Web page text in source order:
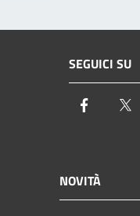
SEGUICI SU
Facebook
NOVITÀ